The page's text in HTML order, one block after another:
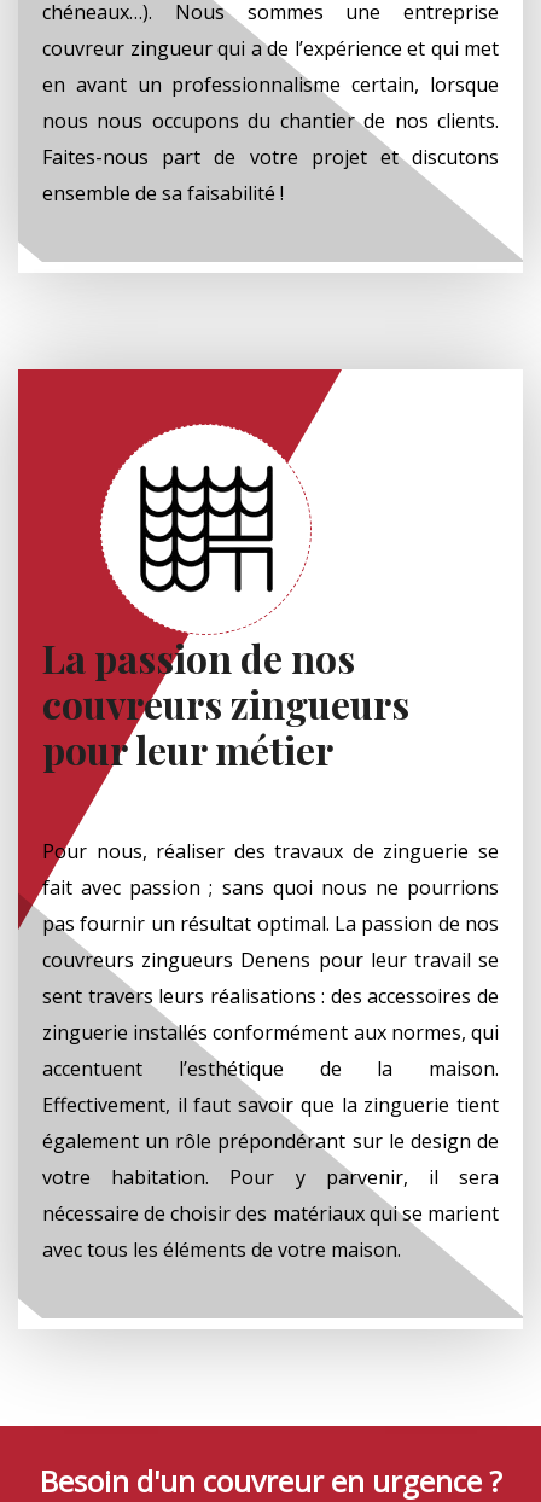
chéneaux…). Nous sommes une entreprise
couvreur zingueur qui a de l’expérience et qui met
en avant un professionnalisme certain, lorsque
nous nous occupons du chantier de nos clients.
Faites-nous part de votre projet et discutons
ensemble de sa faisabilité !
La passion de nos
couvreurs zingueurs
pour leur métier
Pour nous, réaliser des travaux de zinguerie se
fait avec passion ; sans quoi nous ne pourrions
pas fournir un résultat optimal. La passion de nos
couvreurs zingueurs Denens pour leur travail se
sent travers leurs réalisations : des accessoires de
zinguerie installés conformément aux normes, qui
accentuent l’esthétique de la maison.
Effectivement, il faut savoir que la zinguerie tient
également un rôle prépondérant sur le design de
votre habitation. Pour y parvenir, il sera
nécessaire de choisir des matériaux qui se marient
avec tous les éléments de votre maison.
Besoin d'un couvreur en urgence ?